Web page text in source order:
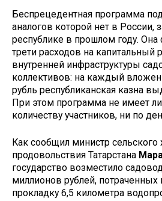
Беспрецедентная программа
аналогов которой нет в России,
республике в прошлом году. Она
трети расходов на капитальный
внутренней инфраструктуры
коллективов: на каждый
рубль республиканская казна
При этом программа не имеет
количеству участников, ни по
Как сообщил министр сельского
продовольствия Татарстана
государство возместило
миллионов рублей,
прокладку 6,5 километра